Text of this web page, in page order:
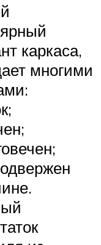
каркаса,
многими